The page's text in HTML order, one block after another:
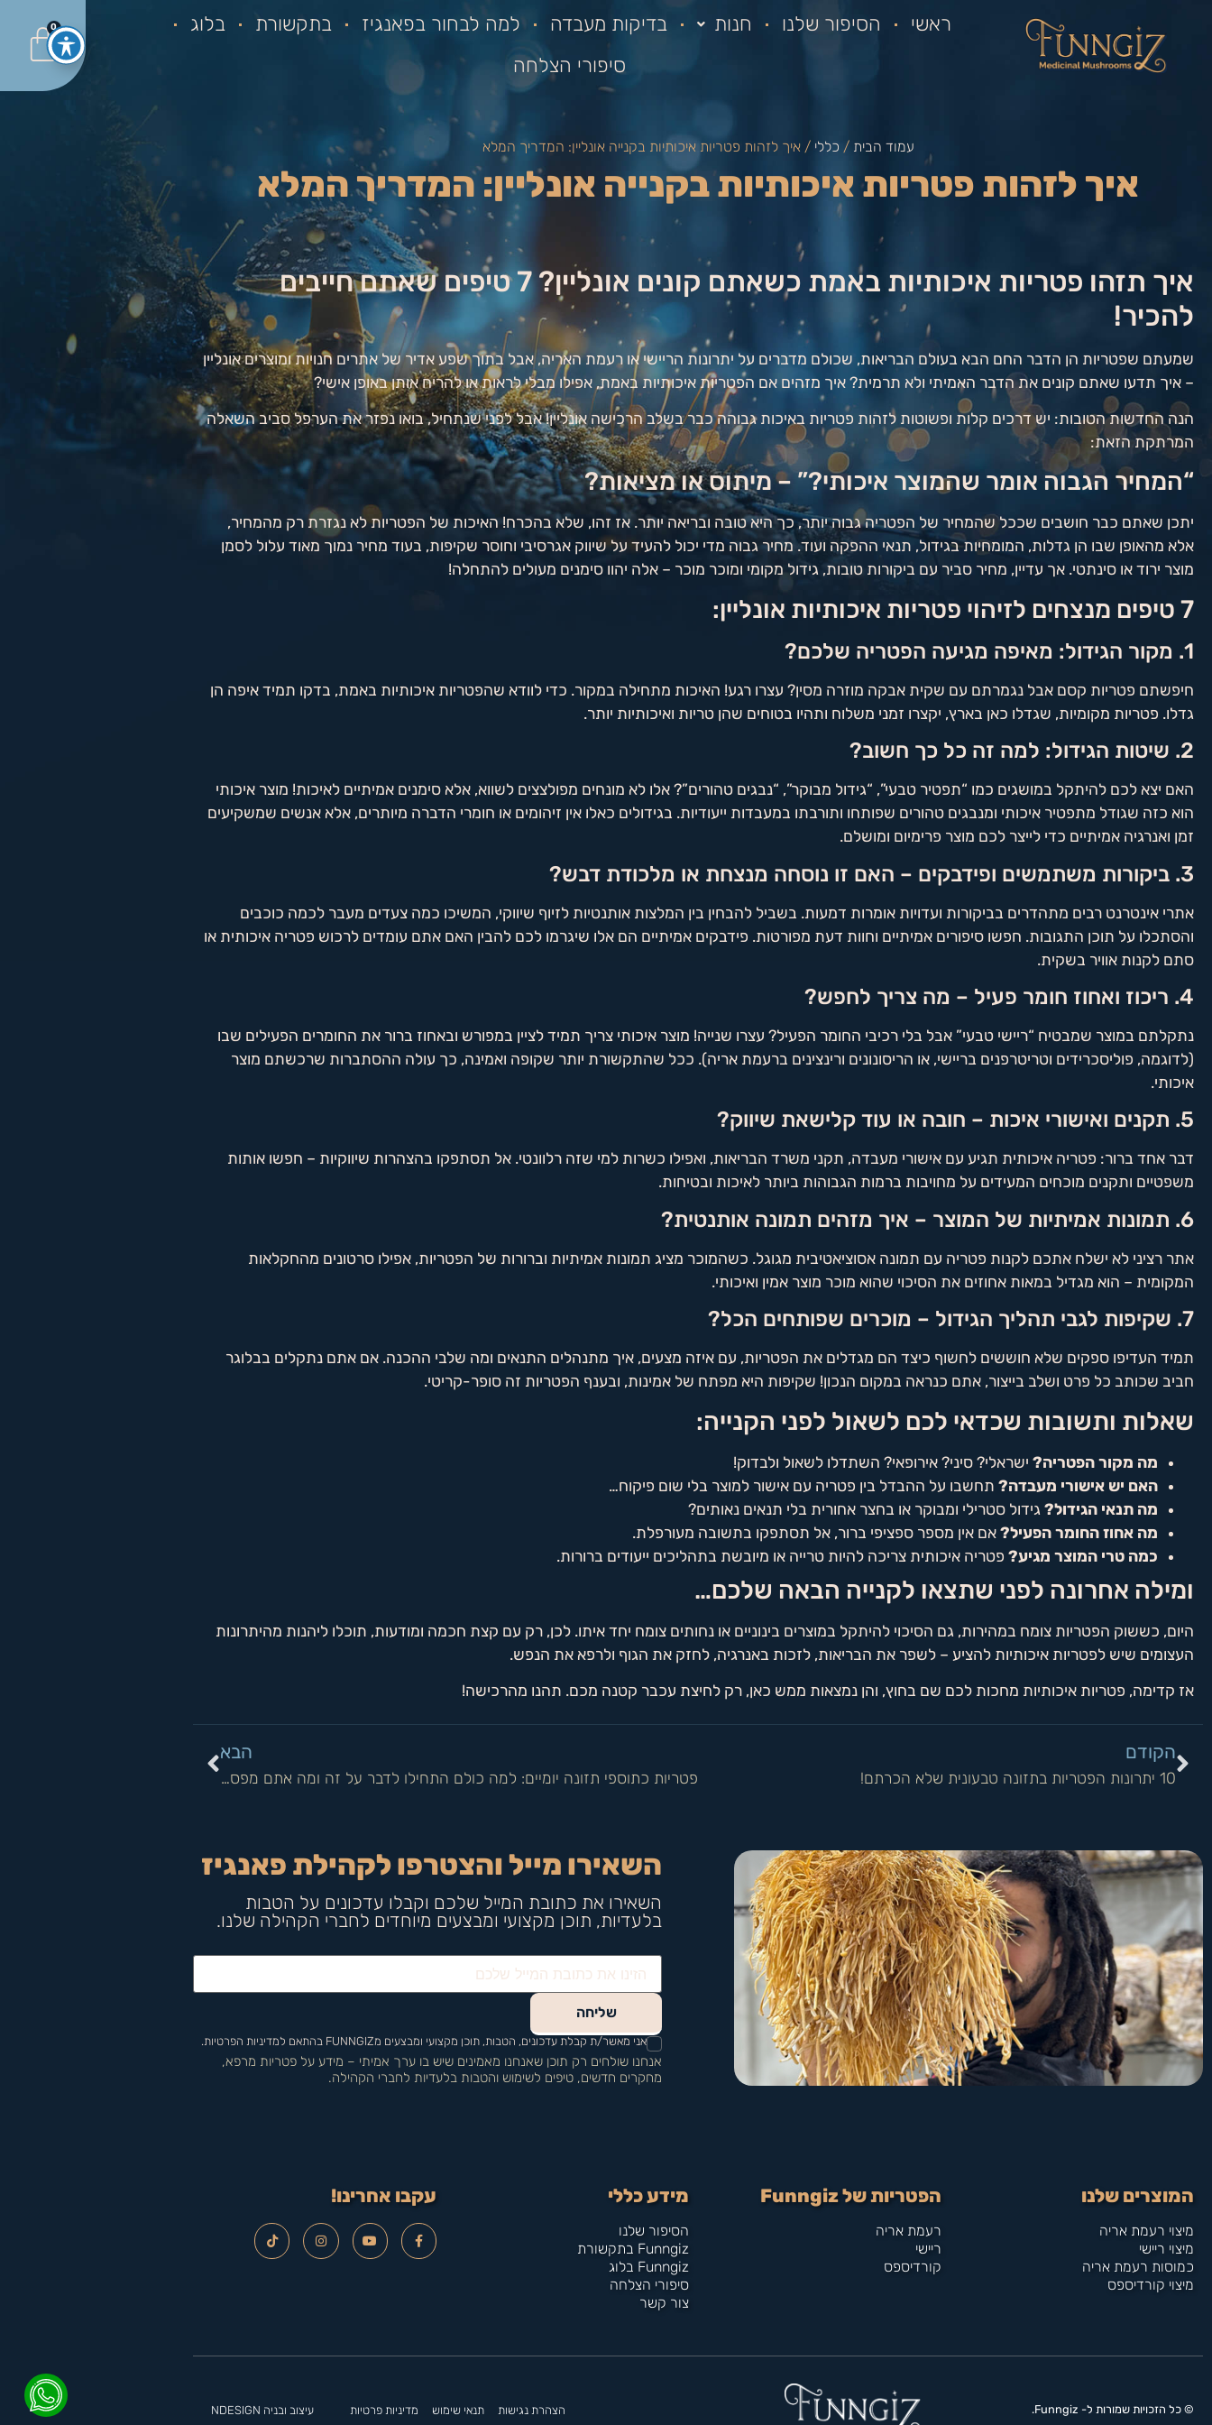
ראשי הסיפור שלנו חנות בדיקות מעבדה למה לבחור בפאנגיז בתקשורת
בלוג
סיפורי הצלחה
0
עמוד הבית / כללי / איך לזהות פטריות איכותיות בקנייה אונליין: המדריך המלא
איך לזהות פטריות איכותיות בקנייה אונליין: המדריך המלא
איך תזהו פטריות איכותיות באמת כשאתם קונים אונליין? 7 טיפים שאתם חייבים
להכיר!
שמעתם שפטריות הן הדבר החם הבא בעולם הבריאות, שכולם מדברים על יתרונות הריישי או רעמת האריה, אבל בתוך שפע אדיר של אתרים חנויות ומוצרים אונליין
– איך תדעו שאתם קונים את הדבר האמיתי ולא תרמית? איך מזהים אם הפטריות איכותיות באמת, אפילו מבלי לראות או להריח אותן באופן אישי?
הנה החדשות הטובות: יש דרכים קלות ופשוטות לזהות פטריות באיכות גבוהה כבר בשלב הרכישה אונליין! אבל לפני שנתחיל, בואו נפזר את הערפל סביב השאלה
המרתקת הזאת:
“המחיר הגבוה אומר שהמוצר איכותי?” – מיתוס או מציאות?
יתכן שאתם כבר חושבים שככל שהמחיר של הפטריה גבוה יותר, כך היא טובה ובריאה יותר. אז זהו, שלא בהכרח! האיכות של הפטריות לא נגזרת רק מהמחיר,
אלא מהאופן שבו הן גדלות, המומחיות בגידול, תנאי ההפקה ועוד. מחיר גבוה מדי יכול להעיד על שיווק אגרסיבי וחוסר שקיפות, בעוד מחיר נמוך מאוד עלול לסמן
מוצר ירוד או סינתטי. אך עדיין, מחיר סביר עם ביקורות טובות, גידול מקומי ומוכר מוכר – אלה יהוו סימנים מעולים להתחלה!
7 טיפים מנצחים לזיהוי פטריות איכותיות אונליין:
1. מקור הגידול: מאיפה מגיעה הפטריה שלכם?
חיפשתם פטריות קסם אבל נגמרתם עם שקית אבקה מוזרה מסין? עצרו רגע! האיכות מתחילה במקור. כדי לוודא שהפטריות איכותיות באמת, בדקו תמיד איפה הן
גדלו. פטריות מקומיות, שגדלו כאן בארץ, יקצרו זמני משלוח ותהיו בטוחים שהן טריות ואיכותיות יותר.
2. שיטות הגידול: למה זה כל כך חשוב?
האם יצא לכם להיתקל במושגים כמו “תפטיר טבעי”, “גידול מבוקר”, “נבגים טהורים”? אלו לא מונחים מפולצצים לשווא, אלא סימנים אמיתיים לאיכות! מוצר איכותי
הוא כזה שגודל מתפטיר איכותי ומנבגים טהורים שפותחו ותורבתו במעבדות ייעודיות. בגידולים כאלו אין זיהומים או חומרי הדברה מיותרים, אלא אנשים שמשקיעים
זמן ואנרגיה אמיתיים כדי לייצר לכם מוצר פרימיום ומושלם.
3. ביקורות משתמשים ופידבקים – האם זו נוסחה מנצחת או מלכודת דבש?
אתרי אינטרנט רבים מתהדרים בביקורות ועדויות אומרות דמעות. בשביל להבחין בין המלצות אותנטיות לזיוף שיווקי, המשיכו כמה צעדים מעבר לכמה כוכבים
והסתכלו על תוכן התגובות. חפשו סיפורים אמיתיים וחוות דעת מפורטות. פידבקים אמיתיים הם אלו שיגרמו לכם להבין האם אתם עומדים לרכוש פטריה איכותית או
סתם לקנות אוויר בשקית.
4. ריכוז ואחוז חומר פעיל – מה צריך לחפש?
נתקלתם במוצר שמבטיח “ריישי טבעי” אבל בלי רכיבי החומר הפעיל? עצרו שנייה! מוצר איכותי צריך תמיד לציין במפורש ובאחוז ברור את החומרים הפעילים שבו
(לדוגמה, פוליסכרידים וטריטרפנים בריישי, או הריסונונים ורינצינים ברעמת אריה). ככל שהתקשורת יותר שקופה ואמינה, כך עולה ההסתברות שרכשתם מוצר
איכותי.
5. תקנים ואישורי איכות – חובה או עוד קלישאת שיווק?
דבר אחד ברור: פטריה איכותית תגיע עם אישורי מעבדה, תקני משרד הבריאות, ואפילו כשרות למי שזה רלוונטי. אל תסתפקו בהצהרות שיווקיות – חפשו אותות
משפטיים ותקנים מוכחים המעידים על מחויבות ברמות הגבוהות ביותר לאיכות ובטיחות.
6. תמונות אמיתיות של המוצר – איך מזהים תמונה אותנטית?
אתר רציני לא ישלח אתכם לקנות פטריה עם תמונה אסוציאטיבית מגוגל. כשהמוכר מציג תמונות אמיתיות וברורות של הפטריות, אפילו סרטונים מהחקלאות
המקומית – הוא מגדיל במאות אחוזים את הסיכוי שהוא מוכר מוצר אמין ואיכותי.
7. שקיפות לגבי תהליך הגידול – מוכרים שפותחים הכל?
תמיד העדיפו ספקים שלא חוששים לחשוף כיצד הם מגדלים את הפטריות, עם איזה מצעים, איך מתנהלים התנאים ומה שלבי ההכנה. אם אתם נתקלים בבלוגר
חביב שכותב כל פרט ושלב בייצור, אתם כנראה במקום הנכון! שקיפות היא מפתח של אמינות, ובענף הפטריות זה סופר-קריטי.
שאלות ותשובות שכדאי לכם לשאול לפני הקנייה:
מה מקור הפטריה? ישראלי? סיני? אירופאי? השתדלו לשאול ולבדוק!
האם יש אישורי מעבדה? תחשבו על ההבדל בין פטריה עם אישור למוצר בלי שום פיקוח…
מה תנאי הגידול? גידול סטרילי ומבוקר או בחצר אחורית בלי תנאים נאותים?
מה אחוז החומר הפעיל? אם אין מספר ספציפי ברור, אל תסתפקו בתשובה מעורפלת.
כמה טרי המוצר מגיע? פטריה איכותית צריכה להיות טרייה או מיובשת בתהליכים ייעודים ברורות.
ומילה אחרונה לפני שתצאו לקנייה הבאה שלכם…
היום, כששוק הפטריות צומח במהירות, גם הסיכוי להיתקל במוצרים בינוניים או נחותים צומח יחד איתו. לכן, רק עם קצת חכמה ומודעות, תוכלו ליהנות מהיתרונות
העצומים שיש לפטריות איכותיות להציע – לשפר את הבריאות, לזכות באנרגיה, לחזק את הגוף ולרפא את הנפש.
אז קדימה, פטריות איכותיות מחכות לכם שם בחוץ, והן נמצאות ממש כאן, רק לחיצת עכבר קטנה מכם. תהנו מהרכישה!
הקודם
10 יתרונות הפטריות בתזונה טבעונית שלא הכרתם!
הבא
פטריות כתוספי תזונה יומיים: למה כולם התחילו לדבר על זה ומה אתם מפספסים?
השאירו מייל והצטרפו לקהילת פאנגיז
השאירו את כתובת המייל שלכם וקבלו עדכונים על הטבות
בלעדיות, תוכן מקצועי ומבצעים מיוחדים לחברי הקהילה שלנו.
שליחה
אני מאשר/ת קבלת עדכונים, הטבות, תוכן מקצועי ומבצעים מFUNNGIZ בהתאם למדיניות הפרטיות.
אנחנו שולחים רק תוכן שאנחנו מאמינים שיש בו ערך אמיתי – מידע על פטריות מרפא,
מחקרים חדשים, טיפים לשימוש והטבות בלעדיות לחברי הקהילה.
המוצרים שלנו
מיצוי רעמת אריה
מיצוי ריישי
כמוסות רעמת אריה
מיצוי קורדיספס
הפטריות של Funngiz
רעמת אריה
ריישי
קורדיספס
מידע כללי
הסיפור שלנו
Funngiz בתקשורת
Funngiz בלוג
סיפורי הצלחה
צור קשר
עקבו אחרינו!
© כל הזכויות שמורות ל- Funngiz. הצהרת נגישות תנאי שימוש מדיניות פרטיות עיצוב ובניה NDESIGN